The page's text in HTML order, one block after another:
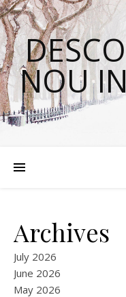
NOU
Archives
July 2026
June 2026
May 2026